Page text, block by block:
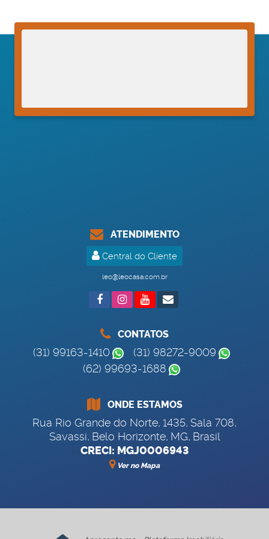
ATENDIMENTO
Central do Cliente
leo@leocasa.com.br
CONTATOS
(31) 99163-1410
(31) 98272-9009
(62) 99693-1688
ONDE ESTAMOS
Rua Rio Grande do Norte, 1435, Sala 708,
Savassi, Belo Horizonte, MG, Brasil
CRECI: MGJ0006943
Ver no Mapa